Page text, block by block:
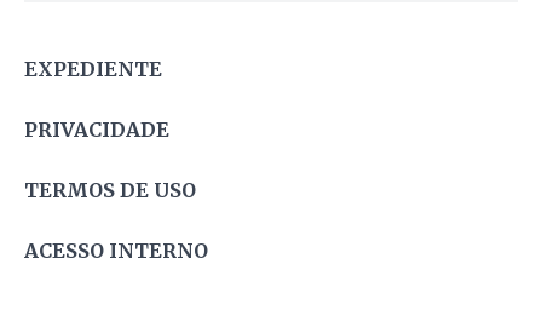
EXPEDIENTE
PRIVACIDADE
TERMOS DE USO
ACESSO INTERNO